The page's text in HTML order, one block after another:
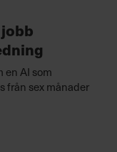
en AI som
från sex månader